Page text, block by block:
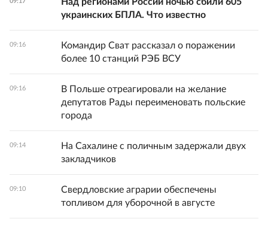
Над регионами России ночью сбили 605
украинских БПЛА. Что известно
09:16
Командир Сват рассказал о поражении
более 10 станций РЭБ ВСУ
09:16
В Польше отреагировали на желание
депутатов Рады переименовать польские
города
09:14
На Сахалине с поличным задержали двух
закладчиков
09:10
Свердловские аграрии обеспечены
топливом для уборочной в августе